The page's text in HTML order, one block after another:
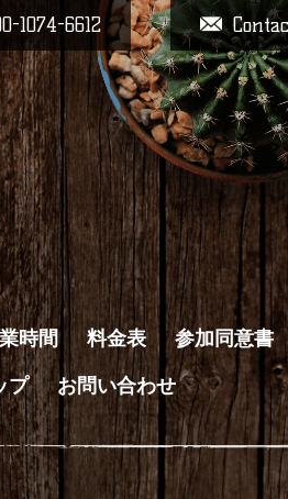
1074-6612
時間 料金表
参加同意書
プ お問い合わせ